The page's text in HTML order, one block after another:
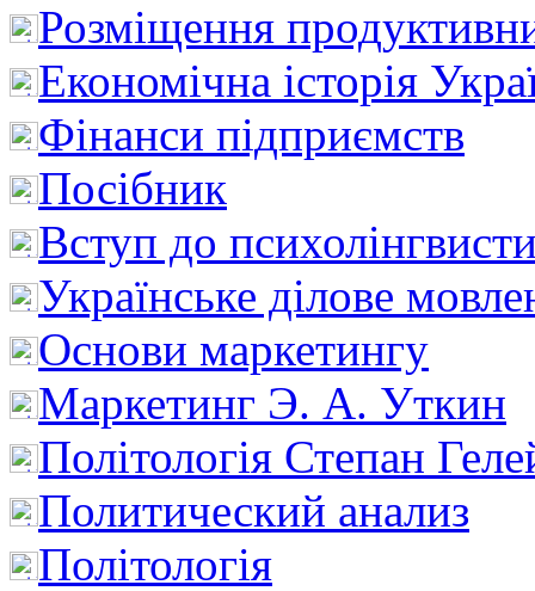
Розміщення
Економічна історія
Фінанси підприємств
Посібник
Вступ до
Українське ділове
Основи маркетингу
Маркетинг Э. А. Уткин
Політологія Степан
Политический анализ
Політологія